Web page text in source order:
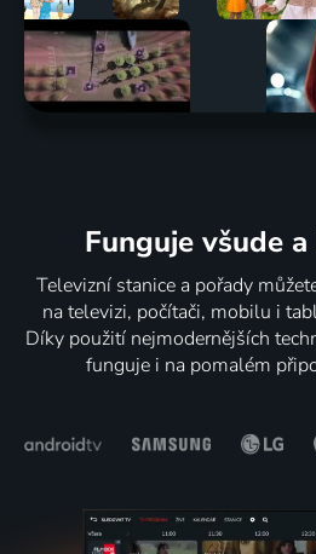
Funguje všude
Televizní stanice a pořady
na televizi, počítači, mobilu i
Díky použití nejmodernějších
funguje i na pomalém